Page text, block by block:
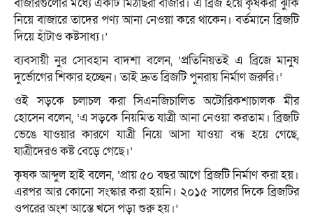
বাজারগুলোর মধ্যে একটি মিঠাছরা বাজার। এ ব্রিজ হয়ে কৃষকরা ঝুঁকি
নিয়ে বাজারে তাদের পণ্য আনা নেওয়া করে থাকেন। বর্তমানে ব্রিজটি
দিয়ে হাঁটাও কষ্টসাধ্য।’
ব্যবসায়ী নুর সোবহান বাদশা বলেন, ‘প্রতিনিয়তই এ ব্রিজে মানুষ
দুর্ভোগের শিকার হচ্ছেন। তাই দ্রুত ব্রিজটি পুনরায় নির্মাণ জরুরি।’
ওই সড়কে চলাচল করা সিএনজিচালিত অটোরিকশাচালক মীর
হোসেন বলেন, ‘এ সড়কে নিয়মিত যাত্রী আনা নেওয়া করতাম। ব্রিজটি
ভেঙে যাওয়ার কারণে যাত্রী নিয়ে আসা যাওয়া বন্ধ হয়ে গেছে,
যাত্রীদেরও কষ্ট বেড়ে গেছে।’
কৃষক আব্দুল হাই বলেন, ‘প্রায় ৫০ বছর আগে ব্রিজটি নির্মাণ করা হয়।
এরপর আর কোনো সংস্কার করা হয়নি। ২০১৫ সালের দিকে ব্রিজটির
ওপরের অংশ আস্তে খসে পড়া শুরু হয়।’